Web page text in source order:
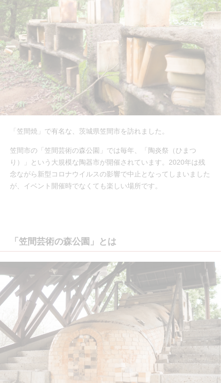
「笠間焼」で有名な、茨城県笠間市を訪れました。
笠間市の「笠間芸術の森公園」では毎年、「陶炎祭（ひまつ
り）」という大規模な陶器市が開催されています。2020年は残
念ながら新型コロナウイルスの影響で中止となってしまいました
が、イベント開催時でなくても楽しい場所です。
「笠間芸術の森公園」とは